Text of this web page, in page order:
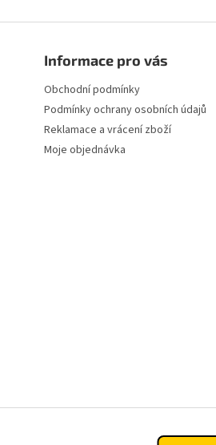
Informace pro vás
Obchodní podmínky
Podmínky ochrany osobních údajů
Reklamace a vrácení zboží
Moje objednávka